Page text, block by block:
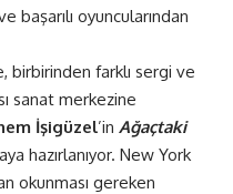
başarılı oyuncularından
birbirinden farklı sergi ve
sanat merkezine
İşigüzel’in Ağaçtaki
hazırlanıyor. New York
okunması gereken